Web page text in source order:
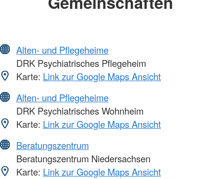
Alten- und Pflegeheime
DRK Psychiatrisches Pflegeheim
Karte: Link zur Google Maps Ansicht
Alten- und Pflegeheime
DRK Psychiatrisches Wohnheim
Karte: Link zur Google Maps Ansicht
Beratungszentrum
Beratungszentrum Niedersachsen
Karte: Link zur Google Maps Ansicht